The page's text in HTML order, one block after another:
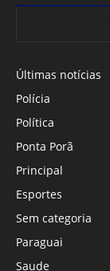
Últimas notícias
Polícia
Política
Ponta Porã
Principal
Esportes
Sem categoria
Paraguai
Saude